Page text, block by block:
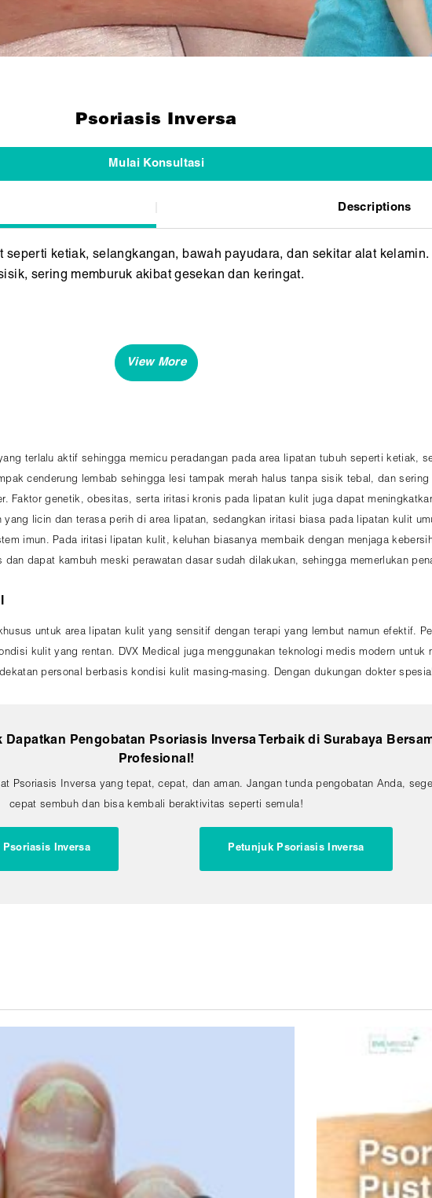
Psoriasis Inversa
Mulai Konsultasi
Descriptions
ketiak, selangkangan, bawah payudara, dan sekitar alat kelamin.
sering memburuk akibat gesekan dan keringat.
terlalu aktif sehingga memicu peradangan pada area lipatan tubuh seperti ketiak,
cenderung lembab sehingga lesi tampak merah halus tanpa sisik tebal, dan
Faktor genetik, obesitas, serta iritasi kronis pada lipatan kulit juga dapat
licin dan terasa perih di area lipatan, sedangkan iritasi biasa pada lipatan kulit
imun. Pada iritasi lipatan kulit, keluhan biasanya membaik dengan menjaga
dapat kambuh meski perawatan dasar sudah dilakukan, sehingga memerlukan
untuk area lipatan kulit yang sensitif dengan terapi yang lembut namun efektif.
kulit yang rentan. DVX Medical juga menggunakan teknologi medis modern untuk
personal berbasis kondisi kulit masing-masing. Dengan dukungan dokter
Pengobatan Psoriasis Inversa Terbaik di Surabaya
Profesional!
Psoriasis Inversa yang tepat, cepat, dan aman. Jangan tunda pengobatan Anda,
cepat sembuh dan bisa kembali beraktivitas seperti semula!
Psoriasis Inversa Petunjuk Psoriasis Inversa